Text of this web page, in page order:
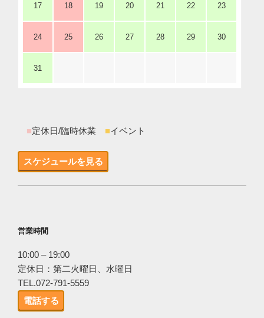
17 18 19 20 21 22 23
24 25 26 27 28 29 30
31
■定休日/臨時休業 ■イベント
スケジュールを見る
営業時間
10:00 – 19:00
定休日：第二火曜日、水曜日
TEL.072-791-5559
電話する